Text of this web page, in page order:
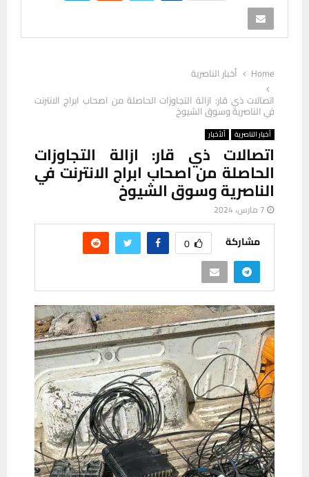
Home
أخبار الناصرية
اتصالات ذي قار: ازالة التجاوزات الحاصلة من اصحاب ابراج الانترنت
في الناصرية وسوق الشيوخ
أخبار الناصرية ألأخبار
اتصالات ذي قار: ازالة التجاوزات
الحاصلة من اصحاب ابراج الانترنت في
الناصرية وسوق الشيوخ
7 مارس، 2024
مشاركة 0